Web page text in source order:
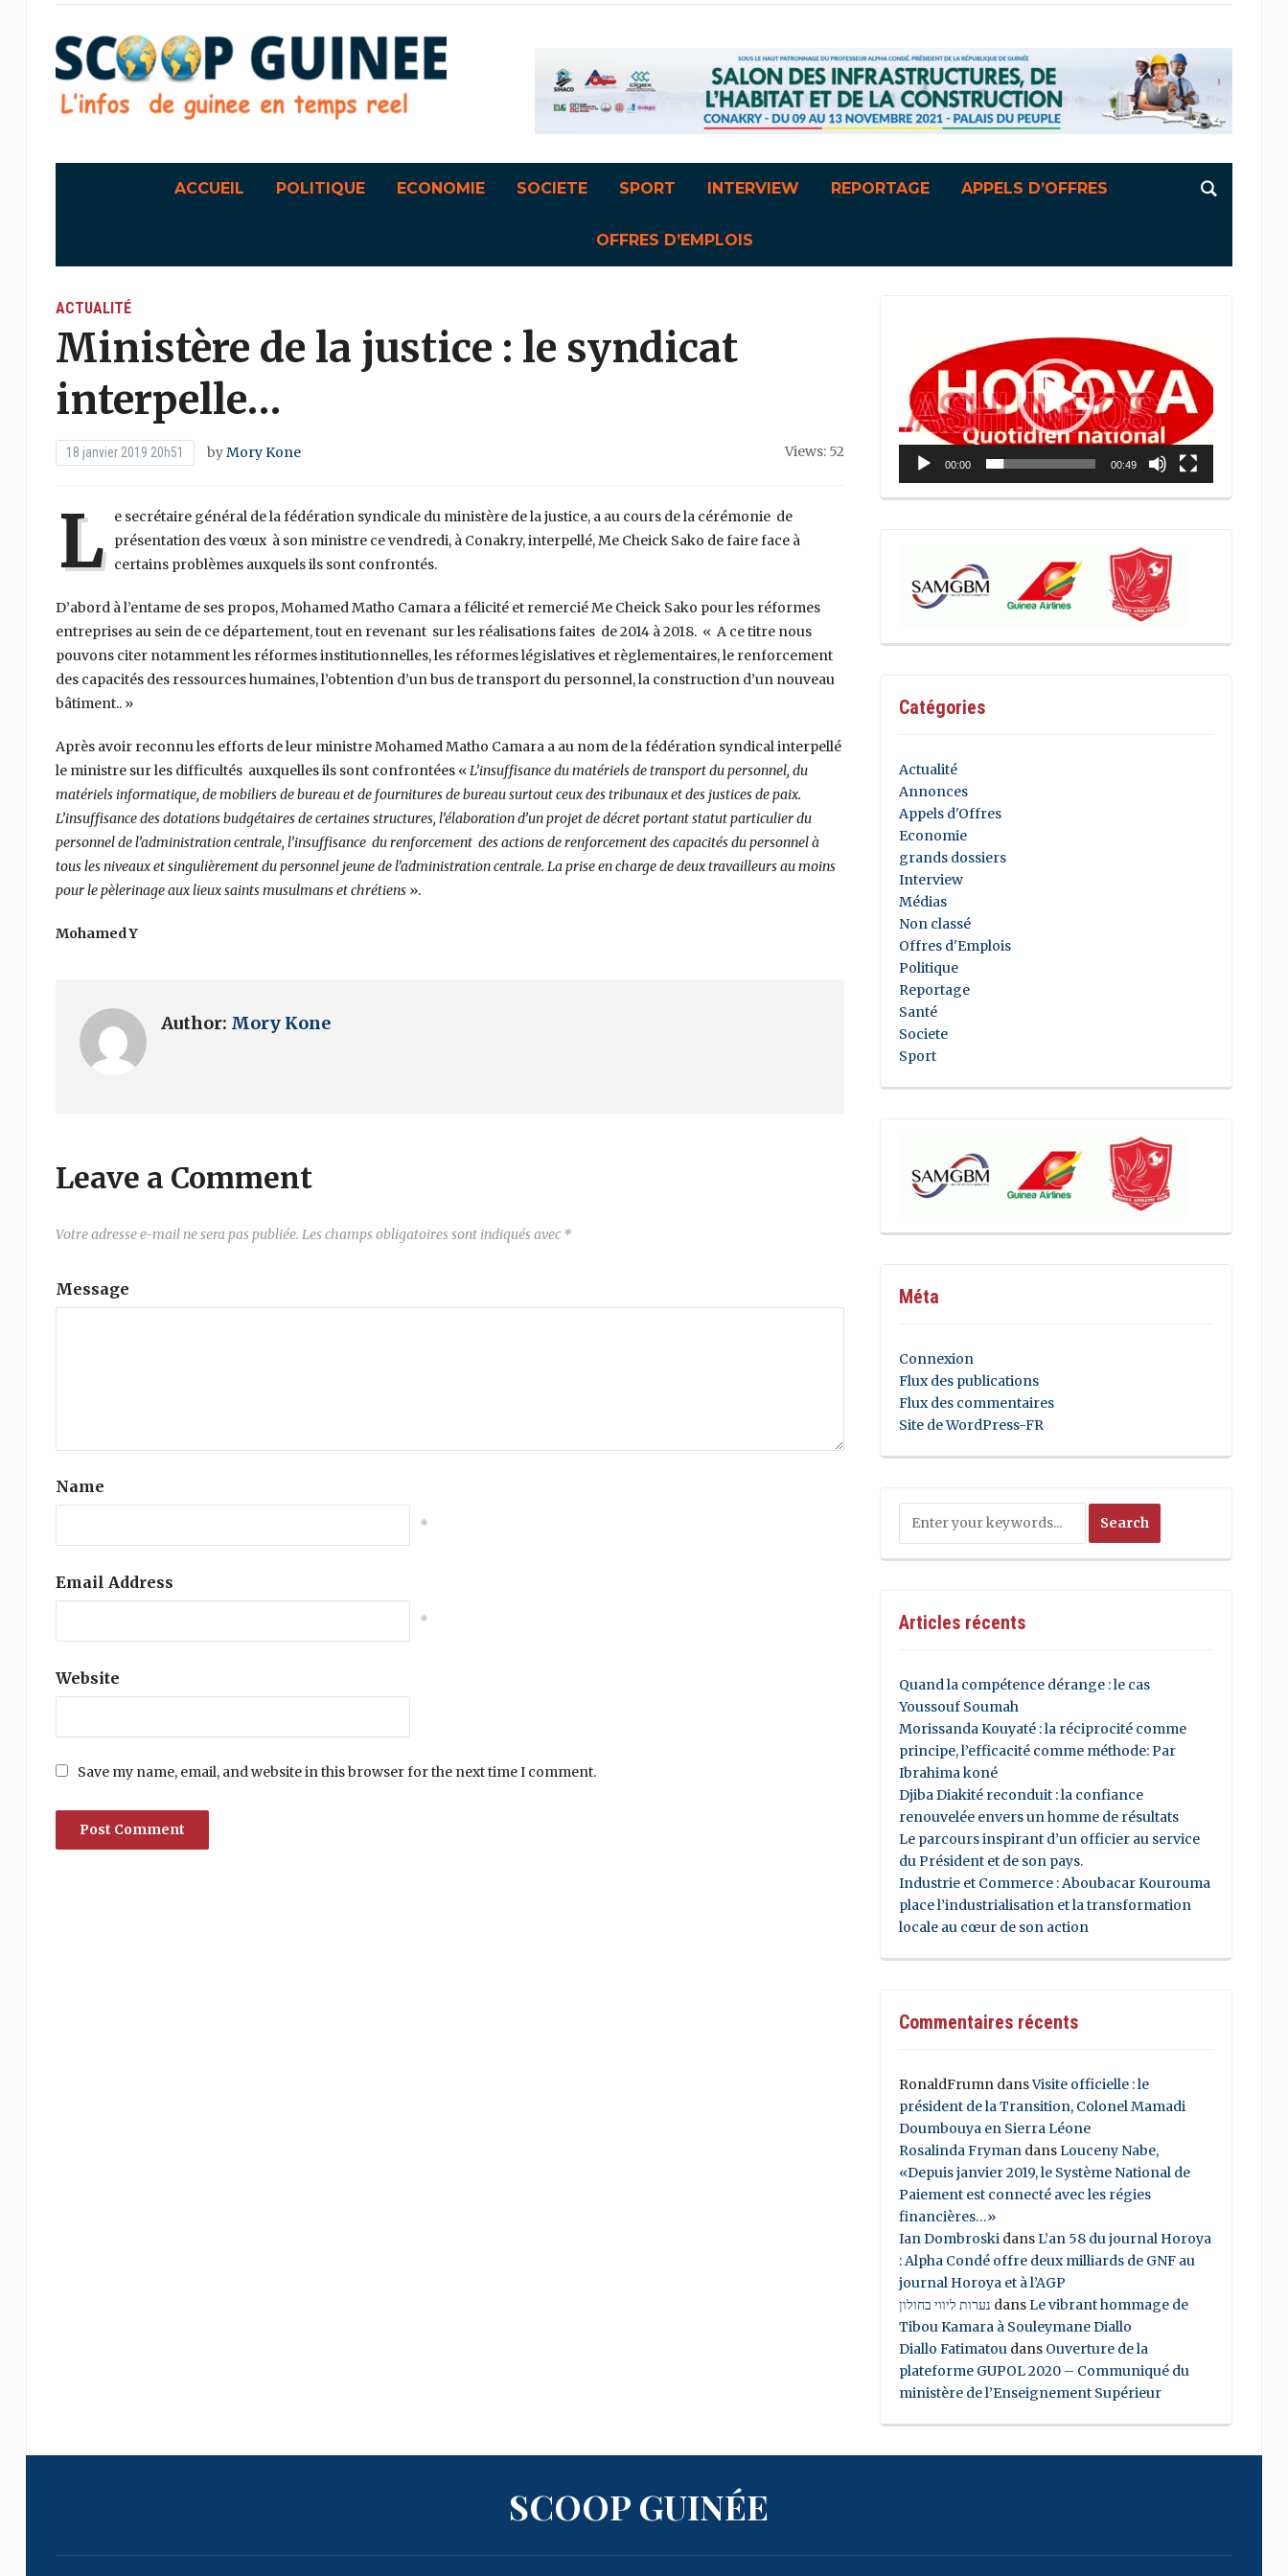
ACCUEIL POLITIQUE ECONOMIE SOCIETE SPORT INTERVIEW REPORTAGE APPELS D’OFFRES
OFFRES D’EMPLOIS
ACTUALITÉ
Ministère de la justice : le syndicat
interpelle…
18 janvier 2019 20h51 byMory Kone Views: 52
L
e secrétaire général de la fédération syndicale du ministère de la justice, a au cours de la cérémonie de
présentation des vœux à son ministre ce vendredi, à Conakry, interpellé, Me Cheick Sako de faire face à
certains problèmes auxquels ils sont confrontés.
D’abord à l’entame de ses propos, Mohamed Matho Camara a félicité et remercié Me Cheick Sako pour les réformes
entreprises au sein de ce département, tout en revenant sur les réalisations faites de 2014 à 2018. « A ce titre nous
pouvons citer notamment les réformes institutionnelles, les réformes législatives et règlementaires, le renforcement
des capacités des ressources humaines, l’obtention d’un bus de transport du personnel, la construction d’un nouveau
bâtiment.. »
Après avoir reconnu les efforts de leur ministre Mohamed Matho Camara a au nom de la fédération syndical interpellé
le ministre sur les difficultés auxquelles ils sont confrontées «L’insuffisance du matériels de transport du personnel, du
matériels informatique, de mobiliers de bureau et de fournitures de bureau surtout ceux des tribunaux et des justices de paix.
L’insuffisance des dotations budgétaires de certaines structures, l’élaboration d’un projet de décret portant statut particulier du
personnel de l’administration centrale, l’insuffisance du renforcement des actions de renforcement des capacités du personnel à
tous les niveaux et singulièrement du personnel jeune de l’administration centrale. La prise en charge de deux travailleurs au moins
pour le pèlerinage aux lieux saints musulmans et chrétiens».
Mohamed Y
Author: Mory Kone
Leave a Comment
Votre adresse e-mail ne sera pas publiée. Les champs obligatoires sont indiqués avec *
Message
Name
*
Email Address
*
Website
Save my name, email, and website in this browser for the next time I comment.
00:00 00:49
Catégories
Actualité
Annonces
Appels d'Offres
Economie
grands dossiers
Interview
Médias
Non classé
Offres d'Emplois
Politique
Reportage
Santé
Societe
Sport
Méta
Connexion
Flux des publications
Flux des commentaires
Site de WordPress-FR
Articles récents
Quand la compétence dérange : le cas
Youssouf Soumah
Morissanda Kouyaté : la réciprocité comme
principe, l’efficacité comme méthode: Par
Ibrahima koné
Djiba Diakité reconduit : la confiance
renouvelée envers un homme de résultats
Le parcours inspirant d’un officier au service
du Président et de son pays.
Industrie et Commerce : Aboubacar Kourouma
place l’industrialisation et la transformation
locale au cœur de son action
Commentaires récents
RonaldFrumndansVisite officielle : le
président de la Transition, Colonel Mamadi
Doumbouya en Sierra Léone
Rosalinda FrymandansLouceny Nabe,
«Depuis janvier 2019, le Système National de
Paiement est connecté avec les régies
financières…»
Ian DombroskidansL’an 58 du journal Horoya
: Alpha Condé offre deux milliards de GNF au
journal Horoya et à l’AGP
נערות ליווי בחולון dansLe vibrant hommage de
Tibou Kamara à Souleymane Diallo
Diallo Fatimatoudans Ouverture de la
plateforme GUPOL 2020 – Communiqué du
ministère de l’Enseignement Supérieur
SCOOP GUINÉE